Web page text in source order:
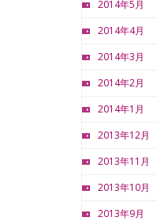
2014年5月
2014年4月
2014年3月
2014年2月
2014年1月
2013年12月
2013年11月
2013年10月
2013年9月